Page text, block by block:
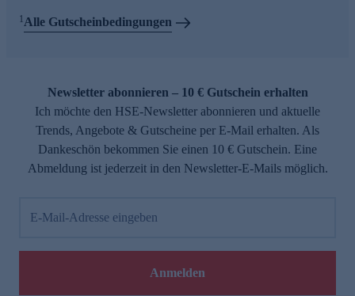
1Alle Gutscheinbedingungen
Newsletter abonnieren – 10 € Gutschein erhalten
Ich möchte den HSE-Newsletter abonnieren und aktuelle
Trends, Angebote & Gutscheine per E-Mail erhalten. Als
Dankeschön bekommen Sie einen 10 € Gutschein. Eine
Abmeldung ist jederzeit in den Newsletter-E-Mails möglich.
E-Mail-Adresse eingeben
Anmelden